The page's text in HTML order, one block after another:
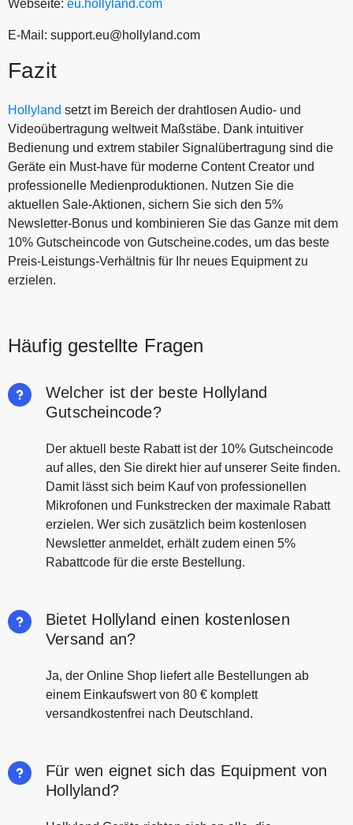
Webseite: eu.hollyland.com
E-Mail: support.eu@hollyland.com
Fazit
Hollyland setzt im Bereich der drahtlosen Audio- und
Videoübertragung weltweit Maßstäbe. Dank intuitiver
Bedienung und extrem stabiler Signalübertragung sind die
Geräte ein Must-have für moderne Content Creator und
professionelle Medienproduktionen. Nutzen Sie die
aktuellen Sale-Aktionen, sichern Sie sich den 5%
Newsletter-Bonus und kombinieren Sie das Ganze mit dem
10% Gutscheincode von Gutscheine.codes, um das beste
Preis-Leistungs-Verhältnis für Ihr neues Equipment zu
erzielen.
Häufig gestellte Fragen
Welcher ist der beste Hollyland
Gutscheincode?
Der aktuell beste Rabatt ist der 10% Gutscheincode
auf alles, den Sie direkt hier auf unserer Seite finden.
Damit lässt sich beim Kauf von professionellen
Mikrofonen und Funkstrecken der maximale Rabatt
erzielen. Wer sich zusätzlich beim kostenlosen
Newsletter anmeldet, erhält zudem einen 5%
Rabattcode für die erste Bestellung.
Bietet Hollyland einen kostenlosen
Versand an?
Ja, der Online Shop liefert alle Bestellungen ab
einem Einkaufswert von 80 € komplett
versandkostenfrei nach Deutschland.
Für wen eignet sich das Equipment von
Hollyland?